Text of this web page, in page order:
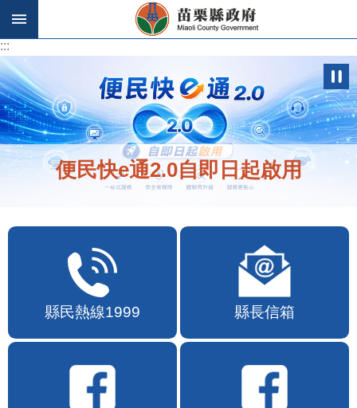
跳到主要內容區塊
:::
:::
便民快e通2.0自即日起啟用
縣民熱線1999 縣長信箱